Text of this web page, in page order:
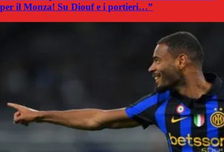
per il Monza! Su Diouf e i portieri…”